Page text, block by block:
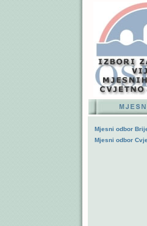
Mjesni odbor
Mjesni odbor